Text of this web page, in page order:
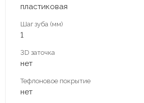
пластиковая
Шаг зуба (мм)
1
3D заточка
нет
Тефлоновое покрытие
нет